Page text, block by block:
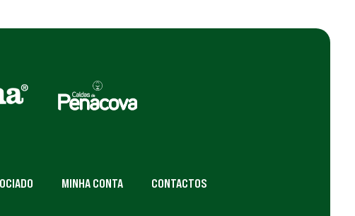
MINHA CONTA CONTACTOS